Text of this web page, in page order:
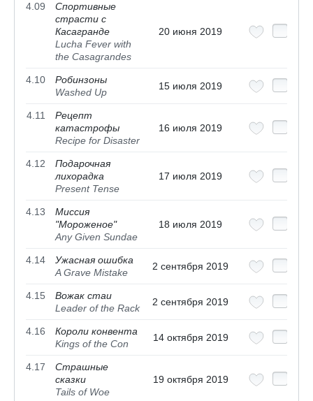
4.09
Спортивные
страсти с
Касагранде
Lucha Fever with
the Casagrandes
20 июня 2019
4.10
Робинзоны
Washed Up
15 июля 2019
4.11
Рецепт
катастрофы
Recipe for Disaster
16 июля 2019
4.12
Подарочная
лихорадка
Present Tense
17 июля 2019
4.13
Миссия
"Мороженое"
Any Given Sundae
18 июля 2019
4.14
Ужасная ошибка
A Grave Mistake
2 сентября 2019
4.15
Вожак стаи
Leader of the Rack
2 сентября 2019
4.16
Короли конвента
Kings of the Con
14 октября 2019
4.17
Страшные
сказки
Tails of Woe
19 октября 2019